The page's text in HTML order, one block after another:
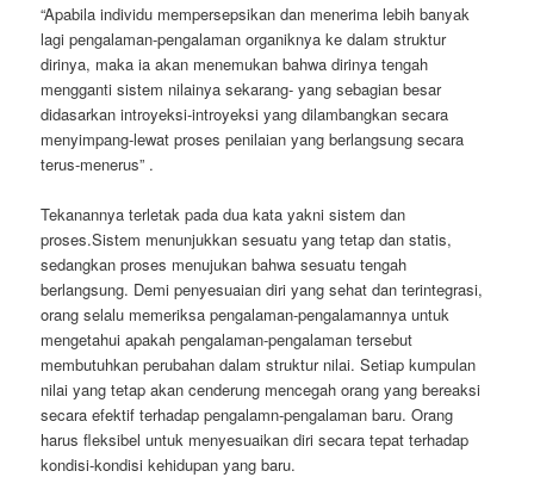
“Apabila individu mempersepsikan dan menerima lebih banyak
lagi pengalaman-pengalaman organiknya ke dalam struktur
dirinya, maka ia akan menemukan bahwa dirinya tengah
mengganti sistem nilainya sekarang- yang sebagian besar
didasarkan introyeksi-introyeksi yang dilambangkan secara
menyimpang-lewat proses penilaian yang berlangsung secara
terus-menerus” .
Tekanannya terletak pada dua kata yakni sistem dan
proses.Sistem menunjukkan sesuatu yang tetap dan statis,
sedangkan proses menujukan bahwa sesuatu tengah
berlangsung. Demi penyesuaian diri yang sehat dan terintegrasi,
orang selalu memeriksa pengalaman-pengalamannya untuk
mengetahui apakah pengalaman-pengalaman tersebut
membutuhkan perubahan dalam struktur nilai. Setiap kumpulan
nilai yang tetap akan cenderung mencegah orang yang bereaksi
secara efektif terhadap pengalamn-pengalaman baru. Orang
harus fleksibel untuk menyesuaikan diri secara tepat terhadap
kondisi-kondisi kehidupan yang baru.